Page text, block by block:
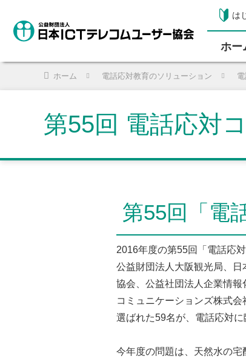
は
ホー
ホーム 電話応対教育のソリューション
第55回 電話応対
第55回「電
2016年度の第55回「電話応
公益財団法人大阪観光局、
協会、公益社団法人企業情
コミュニケーションズ株式
選ばれた59名が、電話応対に
今年度の問題は、天然水の